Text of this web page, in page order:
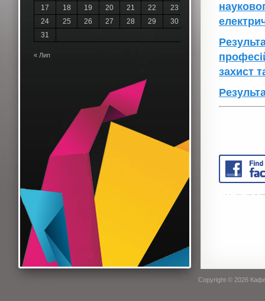
17
18 19 20 21 22
23
24
25 26 27 28 29
30
31
« Лип
захист
Copyright © 2026